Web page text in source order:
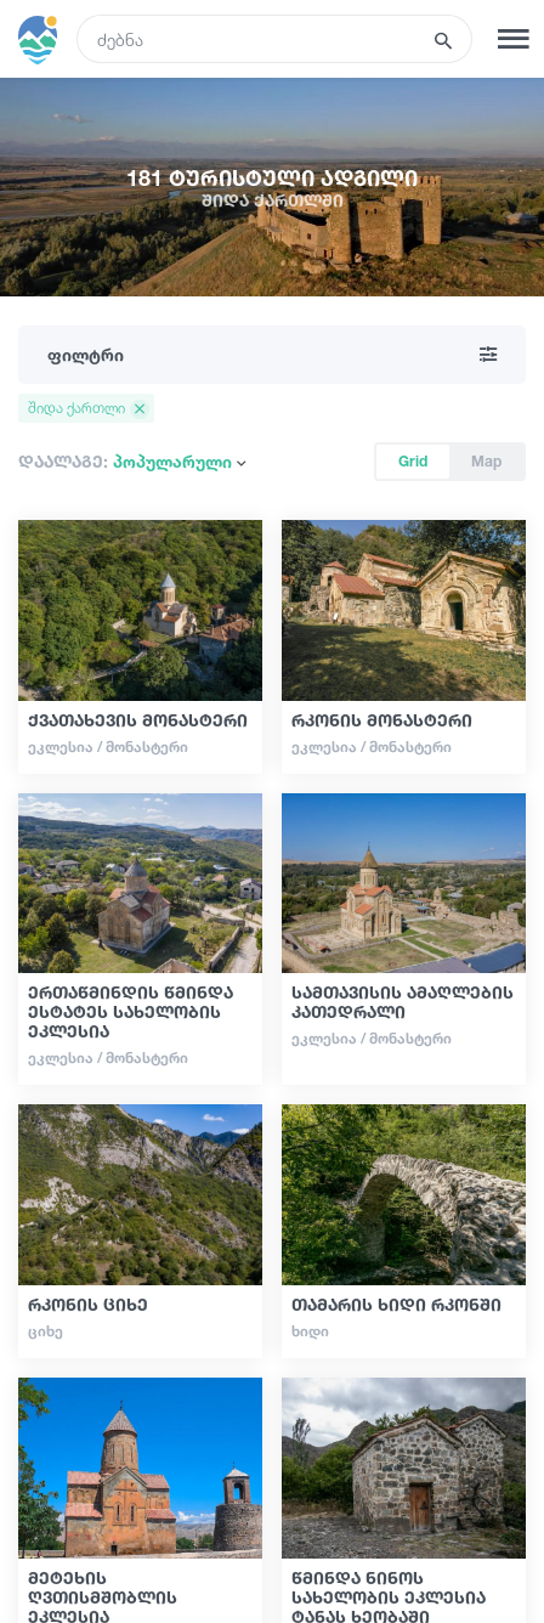
ტურები
სასტუმროები
რა ვნახოთ
გიდები
სტატიები
საქართველო
181 ტურისტული ადგილი
შიდა ქართლში
ფილტრი
Grid Map
დაალაგე: პოპულარული
შიდა ქართლი
ქვათახევის მონასტერი
ᲔᲙᲚᲔᲡᲘᲐ / ᲛᲝᲜᲐᲡᲢᲔᲠᲘ
რკონის მონასტერი
ᲔᲙᲚᲔᲡᲘᲐ / ᲛᲝᲜᲐᲡᲢᲔᲠᲘ
ერთაწმინდის წმინდა
ესტატეს სახელობის
ეკლესია
ᲔᲙᲚᲔᲡᲘᲐ / ᲛᲝᲜᲐᲡᲢᲔᲠᲘ
სამთავისის ამაღლების
კათედრალი
ᲔᲙᲚᲔᲡᲘᲐ / ᲛᲝᲜᲐᲡᲢᲔᲠᲘ
რკონის ციხე
ᲪᲘᲮᲔ
თამარის ხიდი რკონში
ᲮᲘᲓᲘ
მეტეხის
ღვთისმშობლის
ეკლესია
წმინდა ნინოს
სახელობის ეკლესია
ტანას ხეობაში